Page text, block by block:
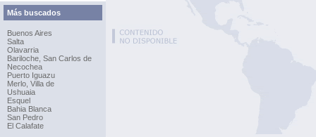
Más buscados
Buenos Aires
Salta
Olavarria
Bariloche, San Carlos de
Necochea
Puerto Iguazu
Merlo, Villa de
Ushuaia
Esquel
Bahia Blanca
San Pedro
El Calafate